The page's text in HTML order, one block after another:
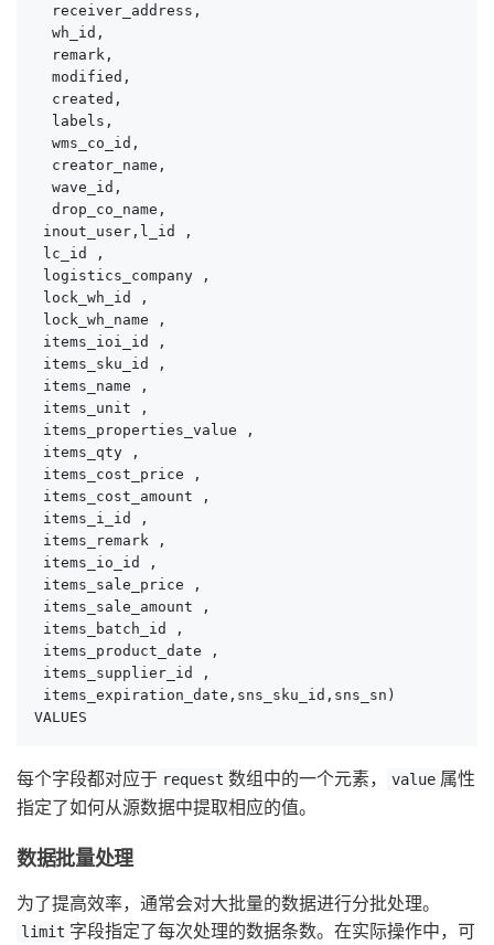
  receiver_address,
  wh_id,
  remark,
  modified,
  created,
  labels,
  wms_co_id,
  creator_name,
  wave_id,
  drop_co_name,
inout_user,l_id ,
lc_id ,
logistics_company ,
lock_wh_id ,
lock_wh_name ,
items_ioi_id ,
items_sku_id ,
items_name ,
items_unit ,
items_properties_value ,
items_qty ,
items_cost_price ,
items_cost_amount ,
items_i_id ,
items_remark ,
items_io_id ,
items_sale_price ,
items_sale_amount ,
items_batch_id ,
items_product_date ,
items_supplier_id ,
items_expiration_date,sns_sku_id,sns_sn)
VALUES
每个字段都对应于 request 数组中的一个元素， value 属性
指定了如何从源数据中提取相应的值。
数据批量处理
为了提高效率，通常会对大批量的数据进行分批处理。
limit 字段指定了每次处理的数据条数。在实际操作中，可